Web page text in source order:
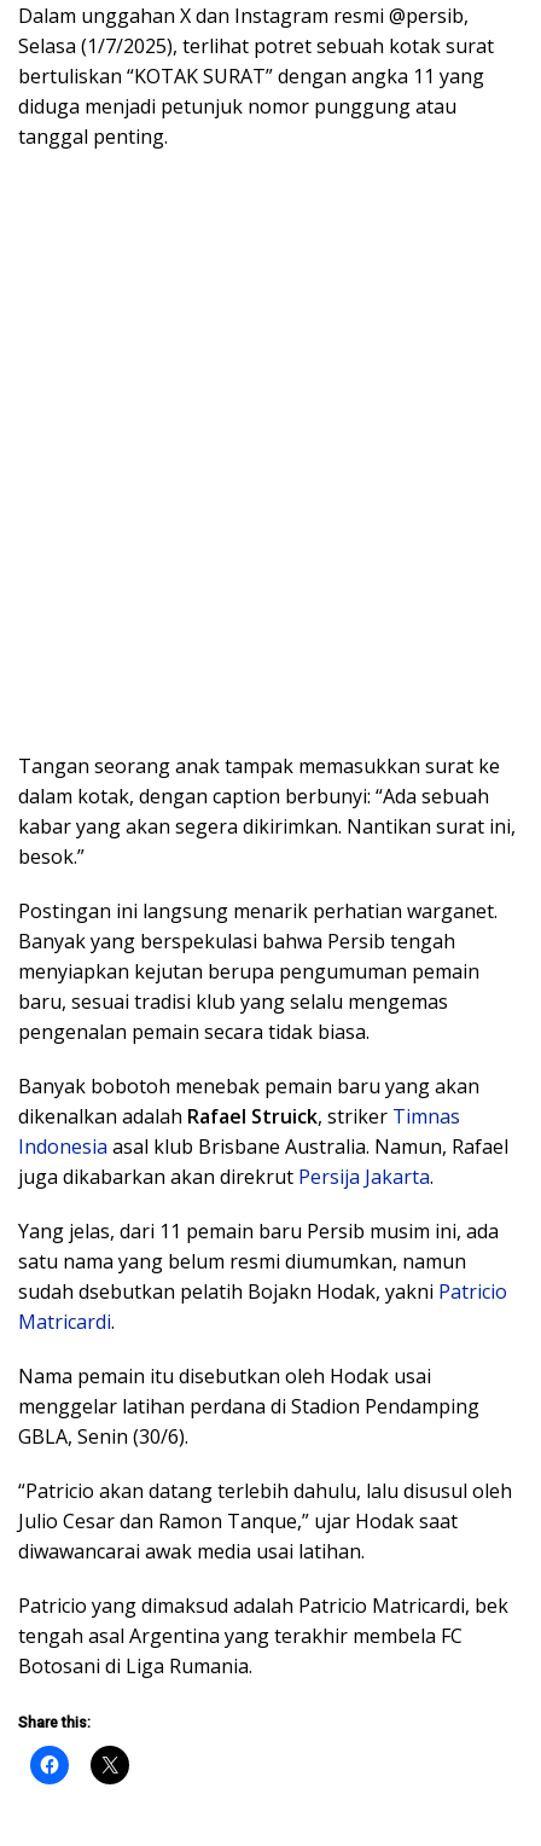
Dalam unggahan X dan Instagram resmi @persib,
Selasa (1/7/2025), terlihat potret sebuah kotak surat
bertuliskan “KOTAK SURAT” dengan angka 11 yang
diduga menjadi petunjuk nomor punggung atau
tanggal penting.
Tangan seorang anak tampak memasukkan surat ke
dalam kotak, dengan caption berbunyi: “Ada sebuah
kabar yang akan segera dikirimkan. Nantikan surat ini,
besok.”
Postingan ini langsung menarik perhatian warganet.
Banyak yang berspekulasi bahwa Persib tengah
menyiapkan kejutan berupa pengumuman pemain
baru, sesuai tradisi klub yang selalu mengemas
pengenalan pemain secara tidak biasa.
Banyak bobotoh menebak pemain baru yang akan
dikenalkan adalah Rafael Struick, striker Timnas
Indonesia asal klub Brisbane Australia. Namun, Rafael
juga dikabarkan akan direkrut Persija Jakarta.
Yang jelas, dari 11 pemain baru Persib musim ini, ada
satu nama yang belum resmi diumumkan, namun
sudah dsebutkan pelatih Bojakn Hodak, yakni Patricio
Matricardi.
Nama pemain itu disebutkan oleh Hodak usai
menggelar latihan perdana di Stadion Pendamping
GBLA, Senin (30/6).
“Patricio akan datang terlebih dahulu, lalu disusul oleh
Julio Cesar dan Ramon Tanque,” ujar Hodak saat
diwawancarai awak media usai latihan.
Patricio yang dimaksud adalah Patricio Matricardi, bek
tengah asal Argentina yang terakhir membela FC
Botosani di Liga Rumania.
Share this: